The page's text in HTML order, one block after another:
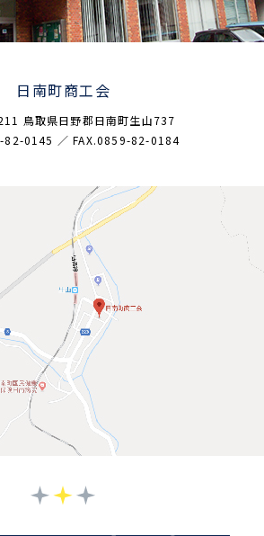
日南町商工会
鳥取県日野郡日南町生山737
82-0145 ／ FAX.0859-82-0184